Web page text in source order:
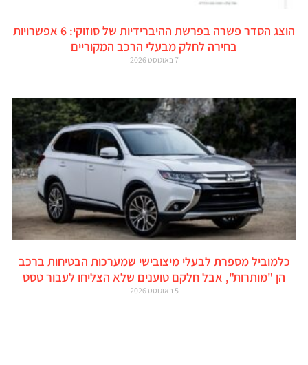
הוצג הסדר פשרה בפרשת ההיברידיות של סוזוקי: 6 אפשרויות
בחירה לחלק מבעלי הרכב המקוריים
7 באוגוסט 2026
כלמוביל מספרת לבעלי מיצובישי שמערכות הבטיחות ברכב
הן "מותרות", אבל חלקם טוענים שלא הצליחו לעבור טסט
5 באוגוסט 2026